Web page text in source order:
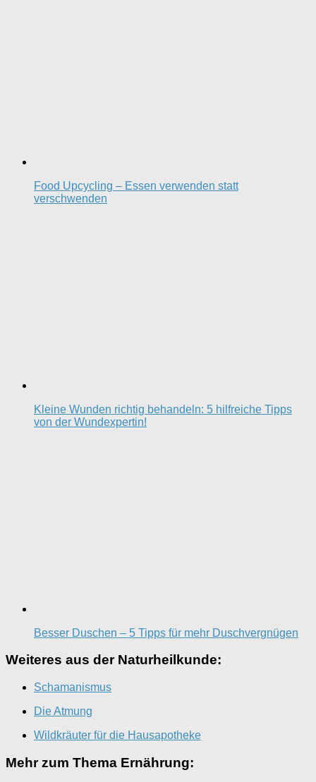
Food Upcycling – Essen verwenden statt
verschwenden
Kleine Wunden richtig behandeln: 5 hilfreiche Tipps
von der Wundexpertin!
Besser Duschen – 5 Tipps für mehr Duschvergnügen
Weiteres aus der Naturheilkunde:
Schamanismus
Die Atmung
Wildkräuter für die Hausapotheke
Mehr zum Thema Ernährung: